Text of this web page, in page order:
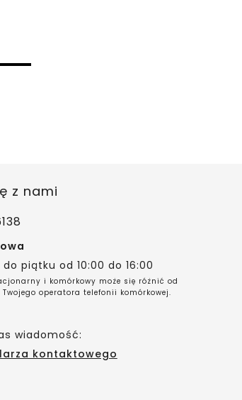
z nami
piątku od 10:00 do 16:00
i komórkowy może się różnić od
operatora telefonii komórkowej.
wiadomość:
kontaktowego